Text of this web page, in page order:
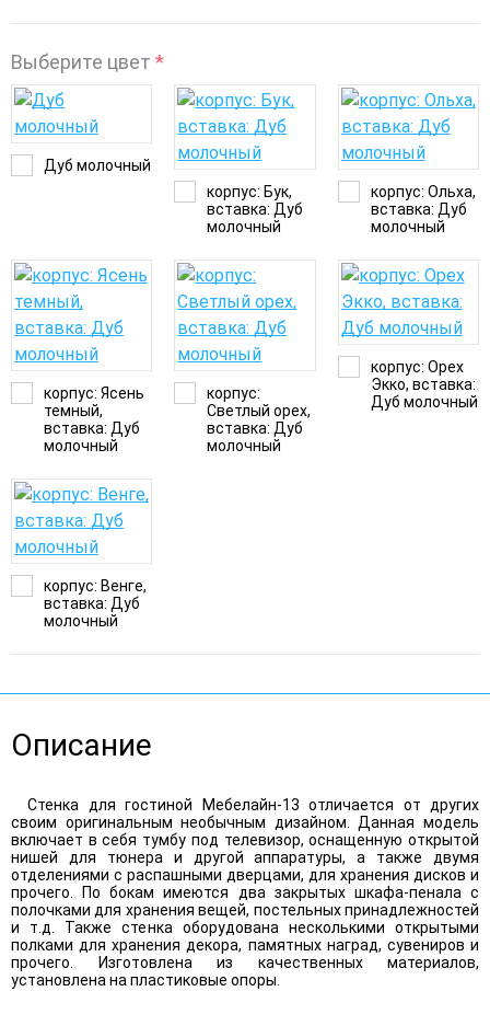
Выберите цвет *
Дуб молочный
корпус: Бук,
вставка: Дуб
молочный
корпус: Ольха,
вставка: Дуб
молочный
корпус: Ясень
темный,
вставка: Дуб
молочный
корпус:
Светлый орех,
вставка: Дуб
молочный
корпус: Орех
Экко, вставка:
Дуб молочный
корпус: Венге,
вставка: Дуб
молочный
Описание
Стенка для гостиной Мебелайн-13 отличается от других
своим оригинальным необычным дизайном. Данная модель
включает в себя тумбу под телевизор, оснащенную открытой
нишей для тюнера и другой аппаратуры, а также двумя
отделениями с распашными дверцами, для хранения дисков и
прочего. По бокам имеются два закрытых шкафа-пенала с
полочками для хранения вещей, постельных принадлежностей
и т.д. Также стенка оборудована несколькими открытыми
полками для хранения декора, памятных наград, сувениров и
прочего. Изготовлена из качественных материалов,
установлена на пластиковые опоры.